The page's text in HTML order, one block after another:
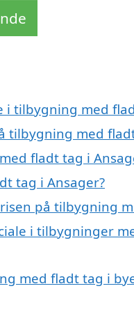
i tilbygning med
tilbygning med
fladt tag i
tag i Ansager?
på tilbygning
i tilbygninger
med fladt tag i